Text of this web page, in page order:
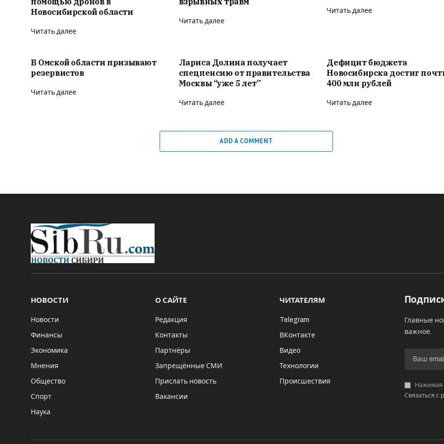
Новосибирской области
Читать далее
Читать далее
Читать далее
В Омской области призывают
резервистов
Читать далее
Лариса Долина получает
спецпенсию от правительства
Москвы “уже 5 лет”
Читать далее
Дефицит бюджета
Новосибирска достиг
400 млн рублей
Читать далее
ADD A COMMENT
НОВОСТИ
Новости
Финансы
Экономика
Мнения
Общество
Спорт
Наука
О САЙТЕ
Редакция
Контакты
Партнёры
Запрещённые СМИ
Прислать новость
Вакансии
ЧИТАТЕЛЯМ
Telegram
ВКонтакте
Видео
Технологии
Происшествия
Главные
важное.
Нажимая
Связаться с